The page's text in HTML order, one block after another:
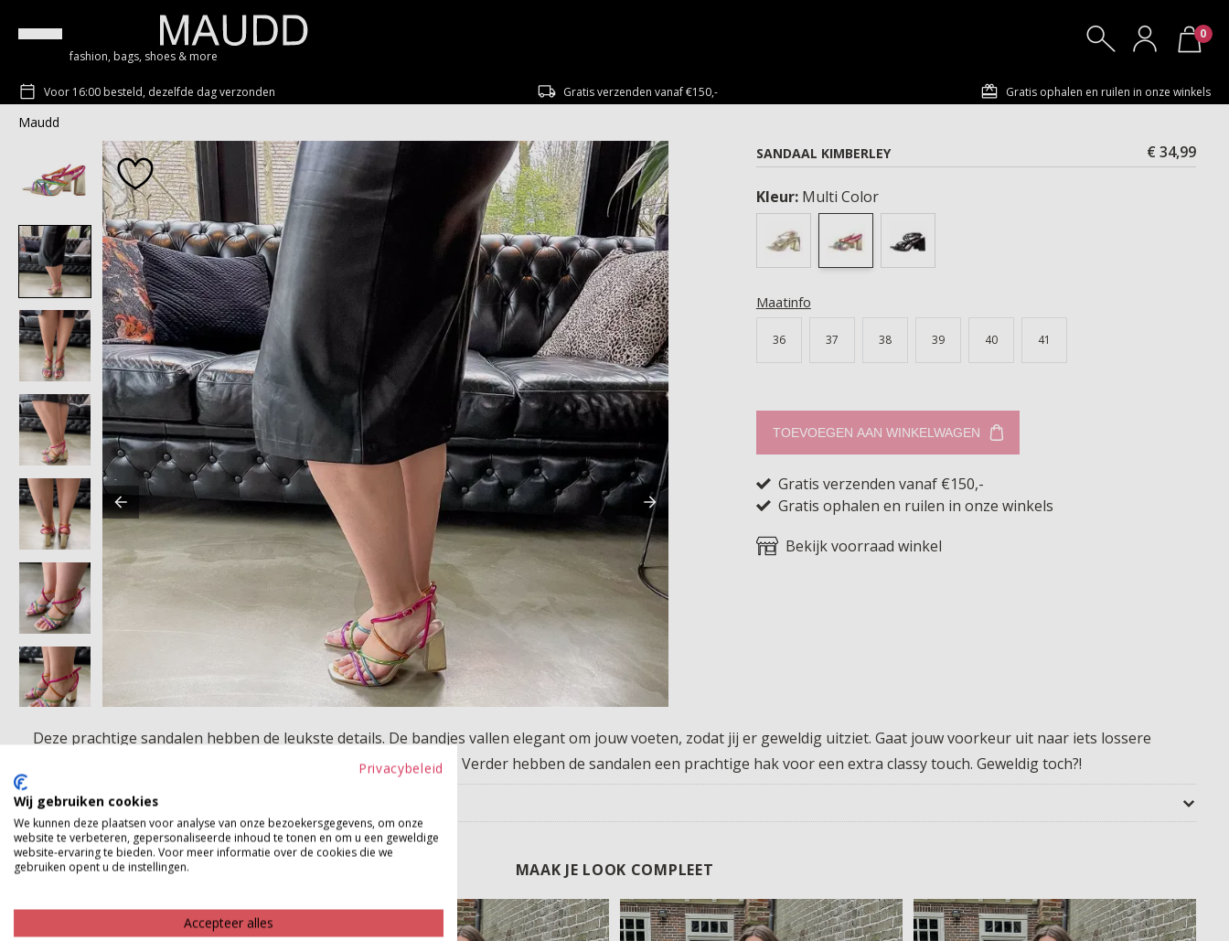
fashion, bags, shoes & more
0
Voor 16:00 besteld, dezelfde dag verzonden Gratis verzenden vanaf €150,- Gratis ophalen en ruilen in onze winkels
Maudd
SANDAAL KIMBERLEY
€ 34,99
Kleur: Multi Color
Maatinfo
36 37 38 39 40 41
TOEVOEGEN AAN WINKELWAGEN
Gratis verzenden vanaf €150,-
Gratis ophalen en ruilen in onze winkels
Bekijk voorraad winkel
Deze prachtige sandalen hebben de leukste details. De bandjes vallen elegant om jouw voeten, zodat jij er geweldig uitziet. Gaat jouw voorkeur uit naar iets lossere
bandjes? Dan adviseren wij je om een maatje groter te nemen. Verder hebben de sandalen een prachtige hak voor een extra classy touch. Geweldig toch?!
Betaalinformatie
MAAK JE LOOK COMPLEET
Privacybeleid
Wij gebruiken cookies
We kunnen deze plaatsen voor analyse van onze bezoekersgegevens, om onze
website te verbeteren, gepersonaliseerde inhoud te tonen en om u een geweldige
website-ervaring te bieden. Voor meer informatie over de cookies die we
gebruiken opent u de instellingen.
Accepteer alles